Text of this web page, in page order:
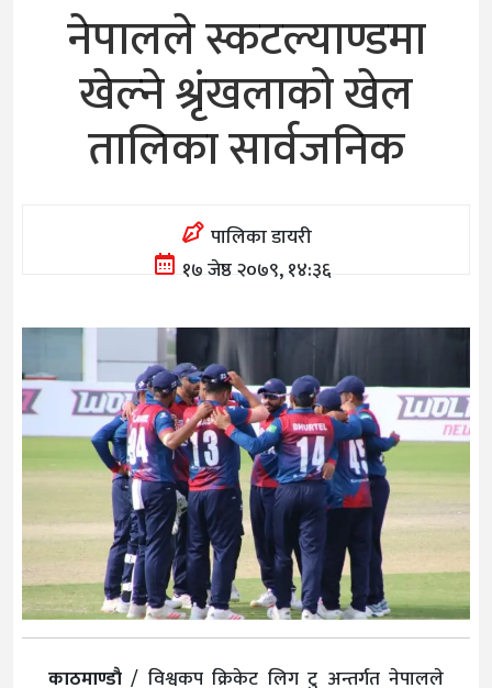
नेपालले स्कटल्याण्डमा
खेल्ने श्रृंखलाको खेल
तालिका सार्वजनिक
पालिका डायरी
१७ जेष्ठ २०७९, १४:३६
काठमाण्डाै / विश्वकप क्रिकेट लिग टु अन्तर्गत नेपालले